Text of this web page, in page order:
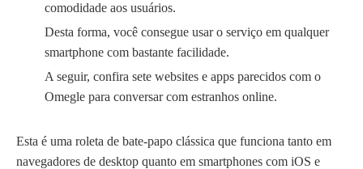
comodidade aos usuários.
Desta forma, você consegue usar o serviço em qualquer
smartphone com bastante facilidade.
A seguir, confira sete websites e apps parecidos com o
Omegle para conversar com estranhos online.
Esta é uma roleta de bate-papo clássica que funciona tanto em
navegadores de desktop quanto em smartphones com iOS e